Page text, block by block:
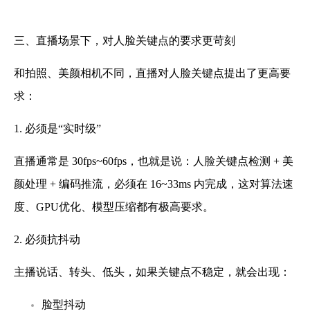
三、直播场景下，对人脸关键点的要求更苛刻
和拍照、美颜相机不同，直播对人脸关键点提出了更高要
求：
1. 必须是“实时级”
直播通常是 30fps~60fps，也就是说：人脸关键点检测 + 美
颜处理 + 编码推流，必须在 16~33ms 内完成，这对算法速
度、GPU优化、模型压缩都有极高要求。
2. 必须抗抖动
主播说话、转头、低头，如果关键点不稳定，就会出现：
脸型抖动